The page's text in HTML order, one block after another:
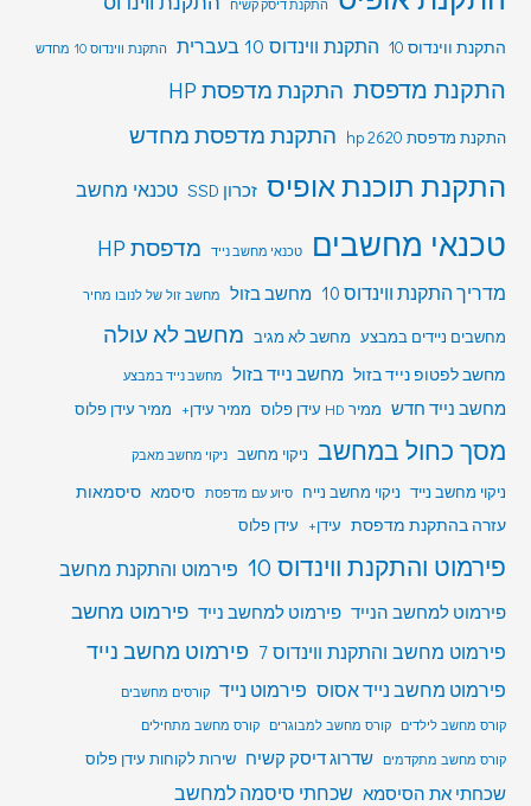
התקנת דיסק קשיח
התקנת ווינדוס 10 התקנת ווינדוס 10 בעברית התקנת ווינדוס 10 מחדש
התקנת מדפסת התקנת מדפסת HP
התקנת מדפסת hp 2620 התקנת מדפסת מחדש
התקנת תוכנת אופיס זכרון SSD טכנאי מחשב
טכנאי מחשבים טכנאי מחשב נייד מדפסת HP
מדריך התקנת ווינדוס 10 מחשב בזול מחשב זול של לנובו מחיר
מחשבים ניידים במבצע מחשב לא מגיב מחשב לא עולה
מחשב לפטופ נייד בזול מחשב נייד בזול מחשב נייד במבצע
מחשב נייד חדש ממיר HD עידן פלוס ממיר עידן+ ממיר עידן פלוס
מסך כחול במחשב ניקוי מחשב ניקוי מחשב מאבק
ניקוי מחשב נייד ניקוי מחשב נייח סיוע עם מדפסת סיסמא סיסמאות
עזרה בהתקנת מדפסת עידן+ עידן פלוס
פירמוט והתקנת ווינדוס 10 פירמוט והתקנת מחשב
פירמוט למחשב הנייד פירמוט למחשב נייד פירמוט מחשב
פירמוט מחשב והתקנת ווינדוס 7
פירמוט מחשב נייד
פירמוט מחשב נייד אסוס פירמוט נייד קורסים מחשבים
קורס מחשב לילדים
קורס מחשב למבוגרים
קורס מחשב מתחילים
קורס מחשב מתקדמים
שדרוג דיסק קשיח שירות לקוחות עידן פלוס
שכחתי את הסיסמא שכחתי סיסמה למחשב